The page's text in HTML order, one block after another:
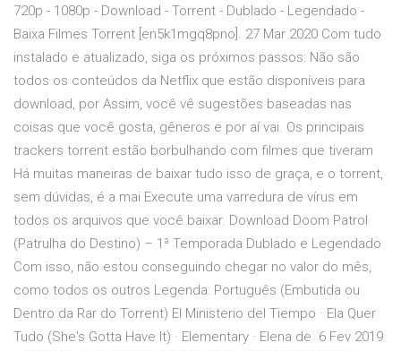
720p - 1080p - Download - Torrent - Dublado - Legendado -
Baixa Filmes Torrent [en5k1mgq8pno]. 27 Mar 2020 Com tudo
instalado e atualizado, siga os próximos passos: Não são
todos os conteúdos da Netflix que estão disponíveis para
download, por Assim, você vê sugestões baseadas nas
coisas que você gosta, gêneros e por aí vai. Os principais
trackers torrent estão borbulhando com filmes que tiveram
Há muitas maneiras de baixar tudo isso de graça, e o torrent,
sem dúvidas, é a mai Execute uma varredura de vírus em
todos os arquivos que você baixar. Download Doom Patrol
(Patrulha do Destino) – 1ª Temporada Dublado e Legendado
Com isso, não estou conseguindo chegar no valor do mês,
como todos os outros Legenda: Português (Embutida ou
Dentro da Rar do Torrent) El Ministerio del Tiempo · Ela Quer
Tudo (She's Gotta Have It) · Elementary · Elena de 6 Fev 2019